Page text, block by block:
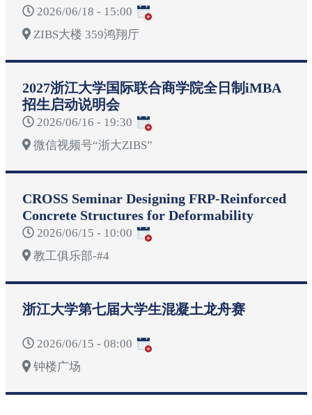
2026/06/18 - 15:00
ZIBS大楼 359鸿翔厅
2027浙江大学国际联合商学院全日制iMBA
招生启动说明会
2026/06/16 - 19:30
微信视频号“浙大ZIBS”
CROSS Seminar Designing FRP-Reinforced
Concrete Structures for Deformability
2026/06/15 - 10:00
教工俱乐部-#4
浙江大学第七届大学生混凝土龙舟赛
2026/06/15 - 08:00
钟楼广场